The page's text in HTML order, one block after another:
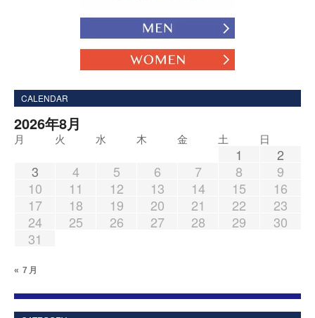
CALENDAR
2026年8月
月 火 水 木 金 土 日
1
2
3
4 5 6 7 8
9
10
11 12 13 14 15
16
17
18 19 20 21 22
23
24
25 26 27 28 29
30
31
« 7月